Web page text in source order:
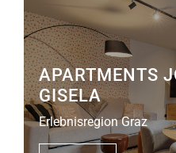
APARTMENTS
GISELA
Erlebnisregion Graz